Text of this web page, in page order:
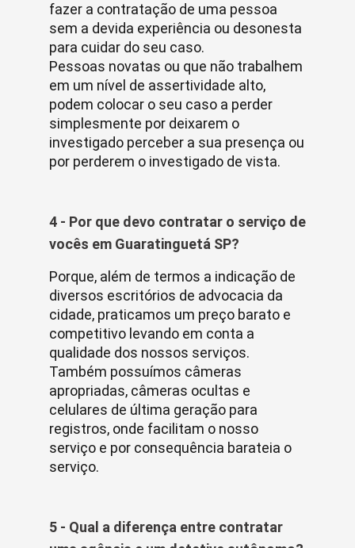
fazer a contratação de uma pessoa
sem a devida experiência ou desonesta
para cuidar do seu caso.
Pessoas novatas ou que não trabalhem
em um nível de assertividade alto,
podem colocar o seu caso a perder
simplesmente por deixarem o
investigado perceber a sua presença ou
por perderem o investigado de vista.
4 - Por que devo contratar o serviço de
vocês em Guaratinguetá SP?
Porque, além de termos a indicação de
diversos escritórios de advocacia da
cidade, praticamos um preço barato e
competitivo levando em conta a
qualidade dos nossos serviços.
Também possuímos câmeras
apropriadas, câmeras ocultas e
celulares de última geração para
registros, onde facilitam o nosso
serviço e por consequência barateia o
serviço.
5 - Qual a diferença entre contratar